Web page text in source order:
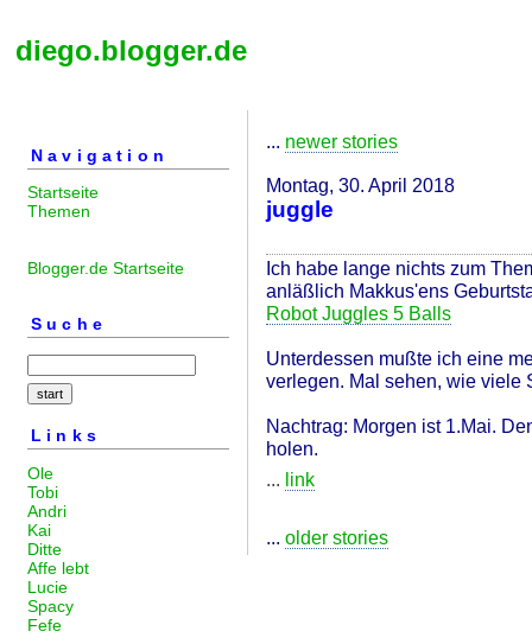
diego.blogger.de
Navigation
Startseite
Themen
Blogger.de Startseite
Suche
Links
Ole
Tobi
Andri
Kai
Ditte
Affe lebt
Lucie
Spacy
Fefe
... newer stories
Montag, 30. April 2018
juggle
Ich habe lange nichts zum
anläßlich Makkus'ens
Robot Juggles 5 Balls
Unterdessen mußte ich eine
verlegen. Mal sehen, wie viele
Nachtrag: Morgen ist 1.Mai.
holen.
... link
... older stories